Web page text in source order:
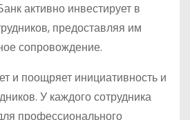
активно инвестирует в
предоставляя им
сопровождение.
и поощряет инициативность и
У каждого сотрудника
профессионального